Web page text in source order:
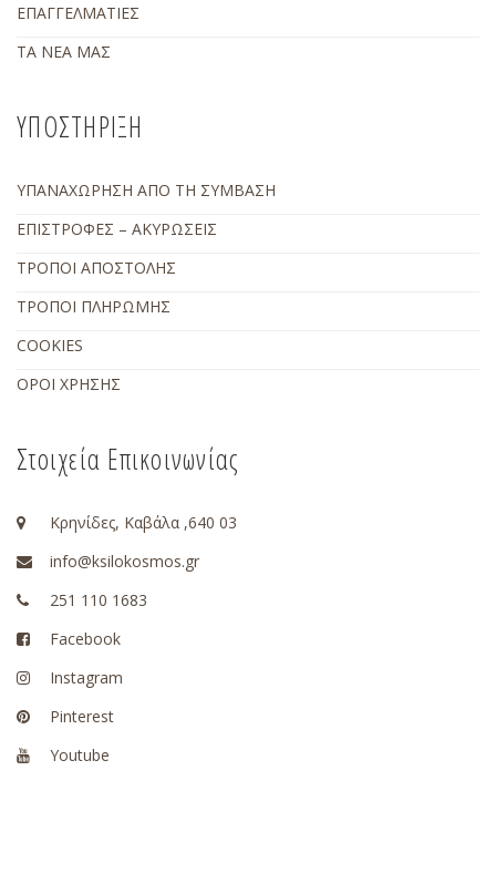
ΕΠΑΓΓΕΛΜΑΤΙΕΣ
ΤΑ ΝΕΑ ΜΑΣ
ΥΠΟΣΤΗΡΙΞΗ
ΥΠΑΝΑΧΩΡΗΣΗ ΑΠΟ ΤΗ ΣΥΜΒΑΣΗ
ΕΠΙΣΤΡΟΦΕΣ – ΑΚΥΡΩΣΕΙΣ
ΤΡΟΠΟΙ ΑΠΟΣΤΟΛΗΣ
ΤΡΟΠΟΙ ΠΛΗΡΩΜΗΣ
COOKIES
ΟΡΟΙ ΧΡΗΣΗΣ
Στοιχεία Επικοινωνίας
Κρηνίδες, Καβάλα ,640 03
info@ksilokosmos.gr
251 110 1683
Facebook
Instagram
Pinterest
Youtube